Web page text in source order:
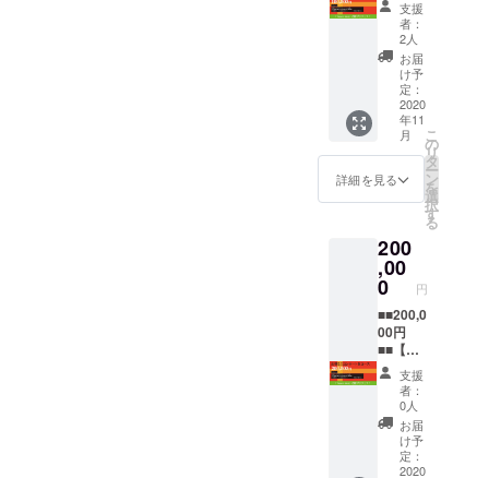
イドラ
インに
より、
無観客
イベン
トに
なった
場合、
「配信
ケッ
ト」に
合があ
りま
す。予
承くだ
さい。
※観覧チ
ケット
有効期
限：開
催当日
のみに
限りま
フィド
ラーズ
フェス
配信視
聴チ
ケット1
公演分
※チケッ
トは開
催3日間
から1公
す。 ※
プロ
ジェク
ト終了
後、視
聴招待
URLを
メール
にてお
伝え致
しま
す。 ※
開催日
ご支援
頂いた
お礼と
して感
謝メッ
セージ
をお送
りしま
す。 ②
エフ・
ル缶
バッチ&
ステッ
カーを
セット
でお送
りいた
しま
す。 ③
オリジ
ナルT
シャツ
×1枚 ※
カラー
は活動
継続の
ため、
大切に
使わせ
て頂き
ます。
配信視
聴チ
ケット
をゲッ
トし
族みん
なで
フェス
を楽し
もう！
①お礼
メール
ご支援
頂いた
お礼と
して感
謝メッ
セージ
をお送
サートA
コース
皆様の
ご支援
お待ち
してい
ます。
リター
ンを選
択後、
次の画
面でお
金額を
上乗せ
する事
が出来
ます。
頂いた
ご支援
は活動
継続の
ため、
大切に
使わせ
て頂き
ます。
支援
者：
2人
お届
け予
定：
2020
年11
月
詳細を見る
こ
の
リ
タ
ー
ン
を
選
択
す
る
200
,00
0 円
■■200,0
00円
■■【出
張スペ
シャル
ミニコ
ンサー
トBコー
ス】 皆
様のご
支援
者：
0人
お届
け予
定：
2020